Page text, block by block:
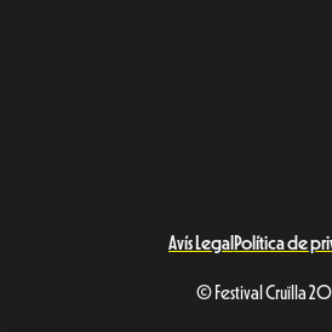
Avís Legal Política de
© Festival Cruïlla